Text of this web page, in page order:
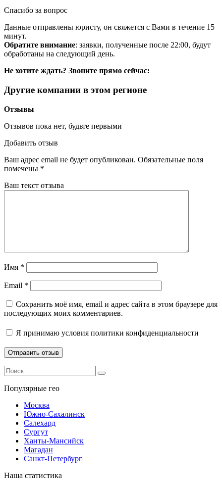
Спасибо за вопрос
Данные отправлены юристу, он свяжется с Вами в течение 15
минут.
Обратите внимание: заявки, полученные после 22:00, будут
обработаны на следующий день.
Не хотите ждать? Звоните прямо сейчас:
Другие компании в этом регионе
Отзывы
Отзывов пока нет, будьте первыми
Добавить отзыв
Ваш адрес email не будет опубликован. Обязательные поля
помечены *
Ваш текст отзыва
Имя *
Email *
Сохранить моё имя, email и адрес сайта в этом браузере для
последующих моих комментариев.
Я принимаю условия политики конфиденциальности
Search
for:
Search
Популярные гео
Москва
Южно-Сахалинск
Салехард
Сургут
Ханты-Мансийск
Магадан
Санкт-Петербург
Наша статистика